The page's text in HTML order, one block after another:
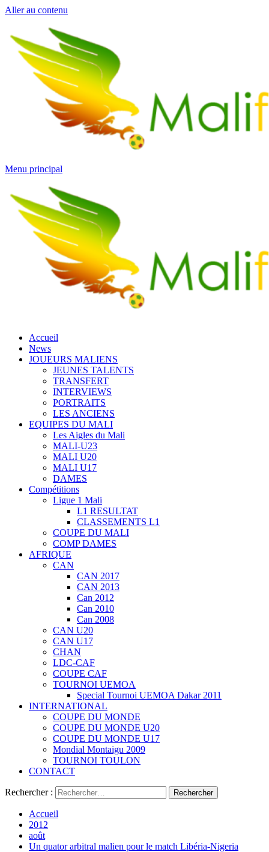
Aller au contenu
Menu principal
Accueil
News
JOUEURS MALIENS
JEUNES TALENTS
TRANSFERT
INTERVIEWS
PORTRAITS
LES ANCIENS
EQUIPES DU MALI
Les Aigles du Mali
MALI-U23
MALI U20
MALI U17
DAMES
Compétitions
Ligue 1 Mali
L1 RESULTAT
CLASSEMENTS L1
COUPE DU MALI
COMP DAMES
AFRIQUE
CAN
CAN 2017
CAN 2013
Can 2012
Can 2010
Can 2008
CAN U20
CAN U17
CHAN
LDC-CAF
COUPE CAF
TOURNOI UEMOA
Special Tournoi UEMOA Dakar 2011
INTERNATIONAL
COUPE DU MONDE
COUPE DU MONDE U20
COUPE DU MONDE U17
Mondial Montaigu 2009
TOURNOI TOULON
CONTACT
Rechercher :
Accueil
2012
août
Un quator arbitral malien pour le match Libéria-Nigeria